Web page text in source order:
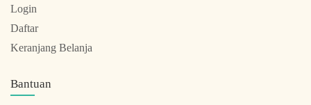
Login
Daftar
Keranjang Belanja
Bantuan